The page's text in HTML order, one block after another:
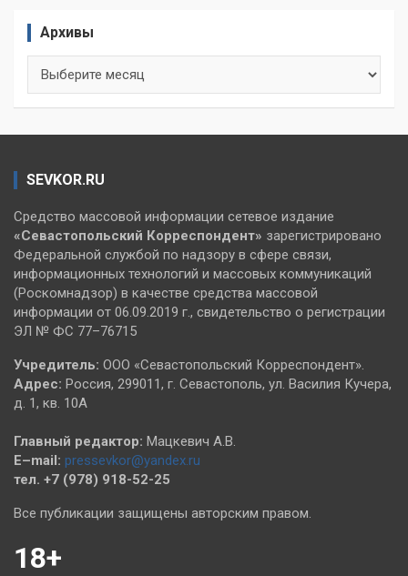
Архивы
SEVKOR.RU
Средство массовой информации сетевое издание
«Севастопольский Корреспондент» зарегистрировано
Федеральной службой по надзору в сфере связи,
информационных технологий и массовых коммуникаций
(Роскомнадзор) в качестве средства массовой
информации от 06.09.2019 г., свидетельство о регистрации
ЭЛ № ФС 77–76715
Учредитель: ООО «Севастопольский Корреспондент».
Адрес: Россия, 299011, г. Севастополь, ул. Василия Кучера,
д. 1, кв. 10А
Главный редактор: Мацкевич А.В.
E–mail: pressevkor@yandex.ru
тел. +7 (978) 918-52-25
Все публикации защищены авторским правом.
18+